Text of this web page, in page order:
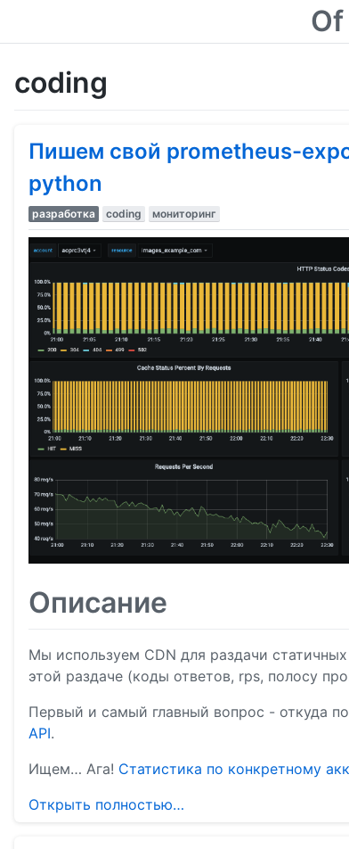
coding
Пишем свой prometheus-
python
разработка coding мониторинг
Описание
Мы используем CDN для раздачи
этой раздаче (коды ответов, rps, полосу
Первый и самый главный вопрос - откуда
API.
Ищем… Ага! Статистика по конкретному
Открыть полностью…